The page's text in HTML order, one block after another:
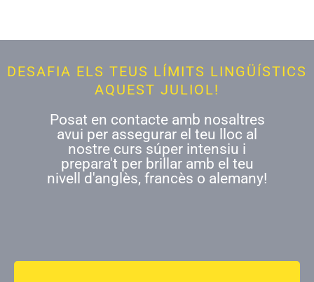
DESAFIA ELS TEUS LÍMITS LINGÜÍSTICS
AQUEST JULIOL!
Posat en contacte amb nosaltres
avui per assegurar el teu lloc al
nostre curs súper intensiu i
prepara't per brillar amb el teu
nivell d'anglès, francès o alemany!